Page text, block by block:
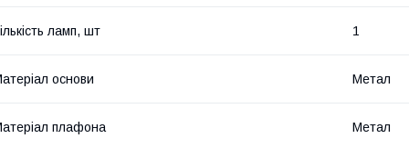
ламп, шт 1
основи Метал
плафона Метал